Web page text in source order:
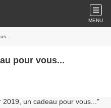
MENU
pour vous...